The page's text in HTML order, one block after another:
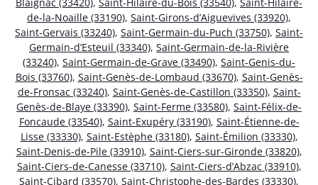
de-la-Noaille (33190), Saint-Girons-d’Aiguevives (33920),
Saint-Gervais (33240), Saint-Germain-du-Puch (33750), Saint-
Germain-d’Esteuil (33340), Saint-Germain-de-la-Rivière
(33240), Saint-Germain-de-Grave (33490), Saint-Genis-du-
Bois (33760), Saint-Genès-de-Lombaud (33670), Saint-Genès-
de-Fronsac (33240), Saint-Genès-de-Castillon (33350), Saint-
Genès-de-Blaye (33390), Saint-Ferme (33580), Saint-Félix-de-
Foncaude (33540), Saint-Exupéry (33190), Saint-Étienne-de-
Lisse (33330), Saint-Estèphe (33180), Saint-Émilion (33330),
Saint-Denis-de-Pile (33910), Saint-Ciers-sur-Gironde (33820),
Saint-Ciers-de-Canesse (33710), Saint-Ciers-d’Abzac (33910),
Saint-Cibard (33570), Saint-Christophe-des-Bardes (33330),